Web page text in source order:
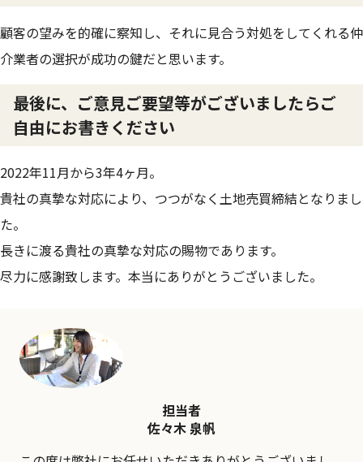
顧客の望みを的確に察知し、それに見合う対処をしてくれる仲
介業者の選択が成功の鍵だと思います。
最後に、ご意見ご要望等がございましたらご
自由にお書きください
2022年11月から3年4ヶ月。
貴社の真摯な対応により、つつがなく土地売買締結となりまし
た。
長きに渡る貴社の真摯な対応の賜物であります。
尽力に感謝致します。本当にありがとうございました。
担当者
佐々木 泉帆